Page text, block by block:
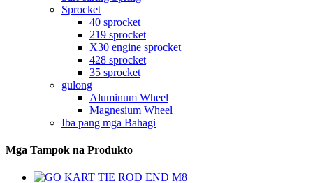
Sprocket
40 sprocket
219 sprocket
X30 engine sprocket
428 sprocket
35 sprocket
gulong
Aluminum Wheel
Magnesium Wheel
Iba pang mga Bahagi
Mga Tampok na Produkto